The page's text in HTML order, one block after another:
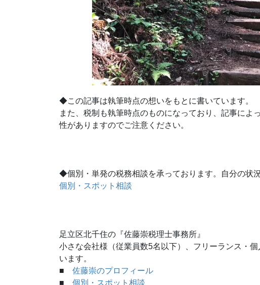
◆この記事は執筆時点の想いをもとに書いています。
また、税制も執筆時点のものになっており、記事によ
性がありますのでご注意ください。
◆個別・単発の税務相談を承っております。自分の状
個別・スポット相談
足立区北千住の『佐藤崇税理士事務所』
小さな会社様（従業員数5名以下）、フリーランス・
います。
■ 佐藤崇のプロフィール
■ 個別・スポット相談